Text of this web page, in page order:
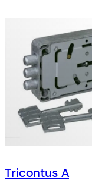
Tricontus A